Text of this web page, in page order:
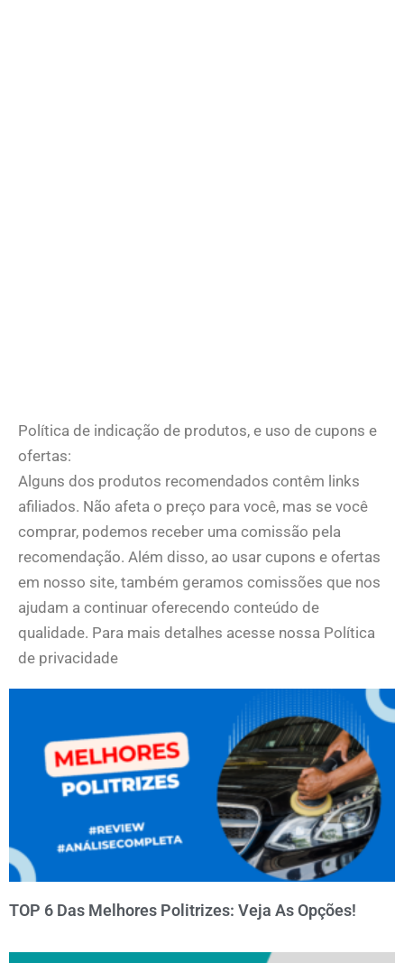
Política de indicação de produtos, e uso de cupons e
ofertas:
Alguns dos produtos recomendados contêm links
afiliados. Não afeta o preço para você, mas se você
comprar, podemos receber uma comissão pela
recomendação. Além disso, ao usar cupons e ofertas
em nosso site, também geramos comissões que nos
ajudam a continuar oferecendo conteúdo de
qualidade. Para mais detalhes acesse nossa Política
de privacidade
TOP 6 Das Melhores Politrizes: Veja As Opções!